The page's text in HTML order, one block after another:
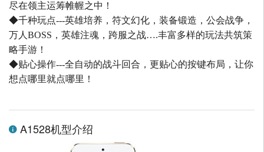
尽在领主运筹帷幄之中！
◆千种玩点---英雄培养，符文幻化，装备锻造，公会战争，
万人BOSS，英雄注魂，跨服之战….丰富多样的玩法共筑策
略手游！
◆贴心操作---全自动的战斗回合，更贴心的按键布局，让你
想点哪里就点哪里！
A1528机型介绍